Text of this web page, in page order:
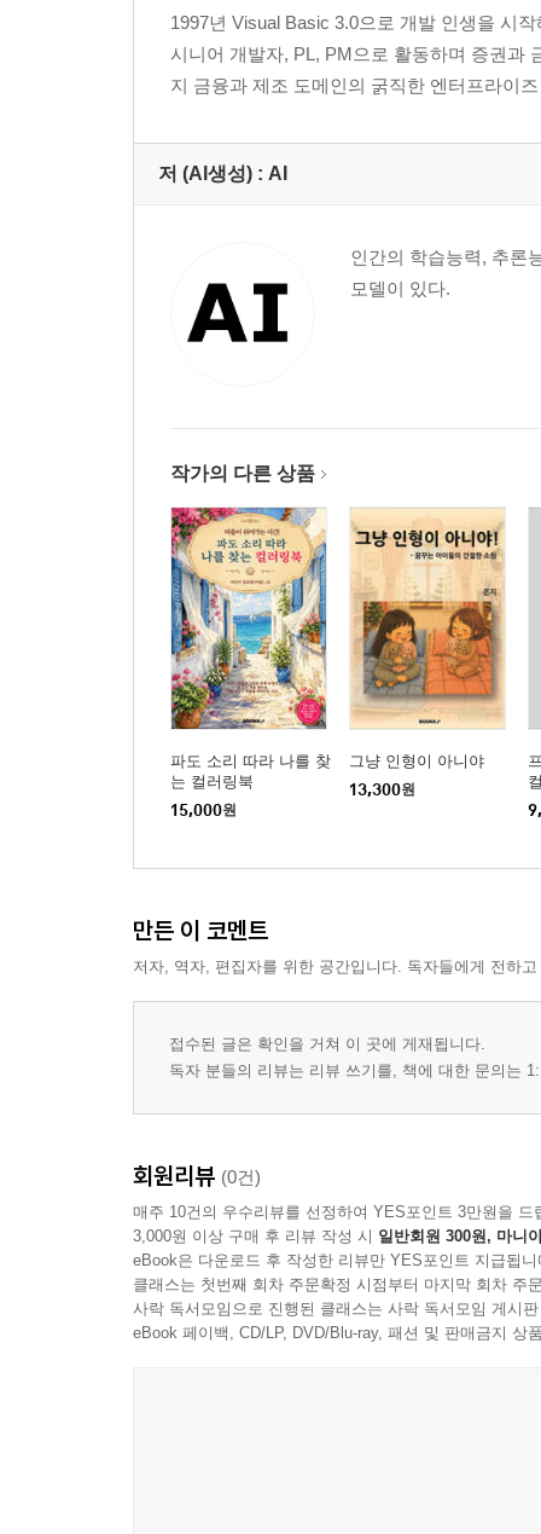
제4장. 명세주도개발(SDD) — 코드 전에 설계를 먼
4.1 SDD의 정의
4.4 TASK.md — 실행의 체크리스트
제5장. LangChain / LangGraph — 여러 에이전트를
5.1 왜 단일 LLM으로는 부족한가
5.2 LangGraph 핵심 개념 — Node · Edge · State
5.3 실전 멀티에이전트 패턴 — 6-Agent 파이프라
6.1 RAG가 필요한 이유 — 환각 방지와 도메인 특
6.3 임베딩 선택 가이드
6.4 FAISS vs Qdrant — 용도별 벡터 DB 선택
제7장. AI 시대의 테스트와 품질 — TDD
7.1 TDD가 더 중요해진 이유
7.2 새로운 TDD 워크플로우
7.3 AI 출력 검증 전략
7.4 실습 — pytest와 jest로 테스트 먼저 작성하기
제8장. 업무 효율화의 혁명 — 엔터프라이즈 자동
Case 4. MES MCP Server(사내 도메인 지식의
Case 5. MES IDE Assistant (폐쇄망 VSCode 확장)
Case 6. AI 코드 리뷰
8장 마치며 — 업무 효율화편에서 끌어낸 10가지
Case 8. 서울 소방 안전 포털
Case 9. 스마트 AI 한국 법률
9장 마치며 — 공공 영역 자동화에서 끌어낸 6가지
제10장. 일상, 생활, 취미 — 내 손으로 만드는 작은
Case 10. 스마트 주유소 찾기
1997년 Visual Basic 3.0으로 개발 인생을 시
시니어 개발자, PL, PM으로 활동하며 증권과
지 금융과 제조 도메인의 굵직한 엔터프라이
저 (AI생성) : AI
인간의 학습능력, 추론
모델이 있다.
작가의 다른 상품
파도 소리 따라 나를 찾
는 컬러링북
15,000원
그냥 인형이 아니야
13,300원
만든 이 코멘트
저자, 역자, 편집자를 위한 공간입니다. 독자들에게 전하
접수된 글은 확인을 거쳐 이 곳에 게재됩니다.
독자 분들의 리뷰는 리뷰 쓰기를, 책에 대한 문의는
회원리뷰 (0건)
매주 10건의 우수리뷰를 선정하여 YES포인트 3만원을 드
3,000원 이상 구매 후 리뷰 작성 시 일반회원 300원, 마니
eBook은 다운로드 후 작성한 리뷰만 YES포인트 지급됩니
클래스는 첫번째 회차 주문확정 시점부터 마지막 회차 주
사락 독서모임으로 진행된 클래스는 사락 독서모임 게시
eBook 페이백, CD/LP, DVD/Blu-ray, 패션 및 판매금지 상